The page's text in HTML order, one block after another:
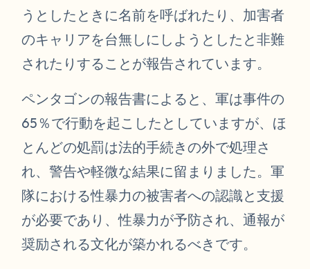
うとしたときに名前を呼ばれたり、加害者
のキャリアを台無しにしようとしたと非難
されたりすることが報告されています。
ペンタゴンの報告書によると、軍は事件の
65％で行動を起こしたとしていますが、ほ
とんどの処罰は法的手続きの外で処理さ
れ、警告や軽微な結果に留まりました。軍
隊における性暴力の被害者への認識と支援
が必要であり、性暴力が予防され、通報が
奨励される文化が築かれるべきです。